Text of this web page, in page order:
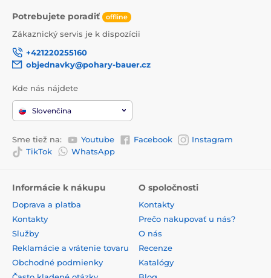
Potrebujete poradiť offline
Zákaznický servis je k dispozícii
+421220255160
objednavky@pohary-bauer.cz
Kde nás nájdete
Slovenčina
Sme tiež na: Youtube Facebook
Instagram
TikTok
WhatsApp
Informácie k nákupu
Doprava a platba
Kontakty
Služby
Reklamácie a vrátenie tovaru
Obchodné podmienky
O spoločnosti
Kontakty
Prečo nakupovať u nás?
O nás
Recenze
Katalógy